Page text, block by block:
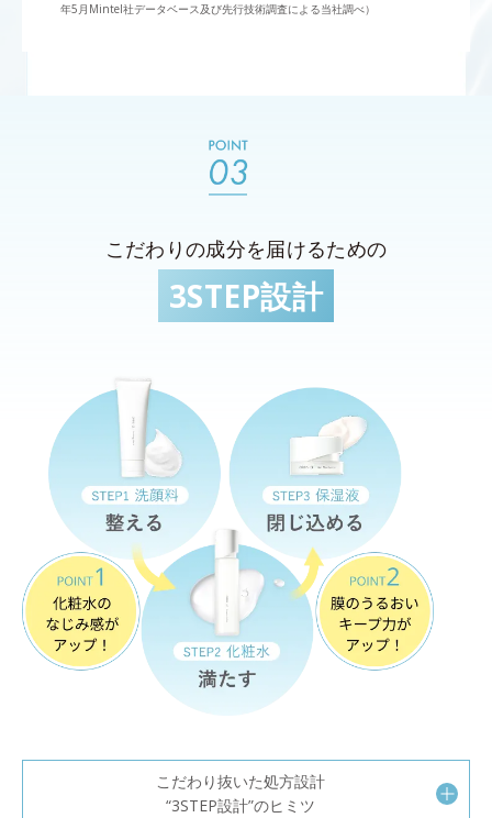
年5月Mintel社データベース及び先行技術調査による当社調べ）
こだわりの成分を届けるための
3STEP設計
こだわり抜いた処方設計
“3STEP設計”のヒミツ